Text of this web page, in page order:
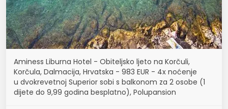
Aminess Liburna Hotel - Obiteljsko ljeto na Korčuli,
Korčula, Dalmacija, Hrvatska - 983 EUR - 4x noćenje
u dvokrevetnoj Superior sobi s balkonom za 2 osobe (1
dijete do 9,99 godina besplatno), Polupansion